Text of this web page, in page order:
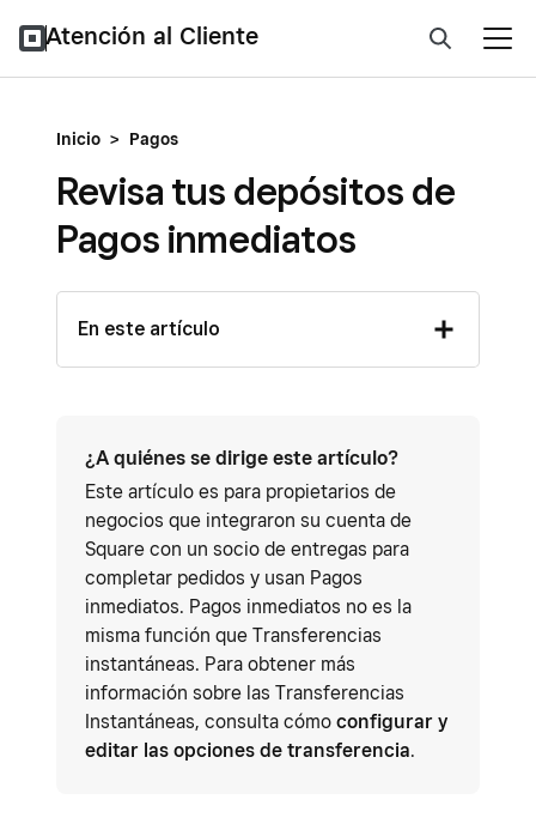
Atención al Cliente
Inicio > Pagos
Revisa tus depósitos de
Pagos inmediatos
En este artículo
¿A quiénes se dirige este artículo?
Este artículo es para propietarios de
negocios que integraron su cuenta de
Square con un socio de entregas para
completar pedidos y usan Pagos
inmediatos. Pagos inmediatos no es la
misma función que Transferencias
instantáneas. Para obtener más
información sobre las Transferencias
Instantáneas, consulta cómo configurar y
editar las opciones de transferencia.